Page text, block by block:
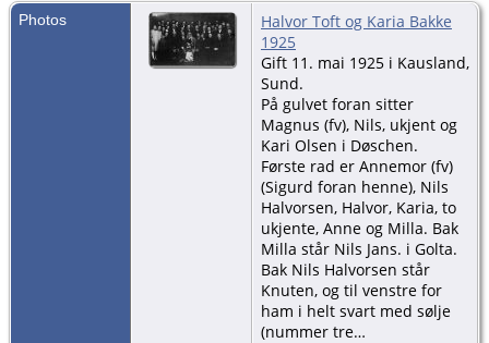
Photos
Halvor Toft og Karia Bakke
1925
Gift 11. mai 1925 i Kausland,
Sund.
På gulvet foran sitter
Magnus (fv), Nils, ukjent og
Kari Olsen i Døschen.
Første rad er Annemor (fv)
(Sigurd foran henne), Nils
Halvorsen, Halvor, Karia, to
ukjente, Anne og Milla. Bak
Milla står Nils Jans. i Golta.
Bak Nils Halvorsen står
Knuten, og til venstre for
ham i helt svart med sølje
(nummer tre…